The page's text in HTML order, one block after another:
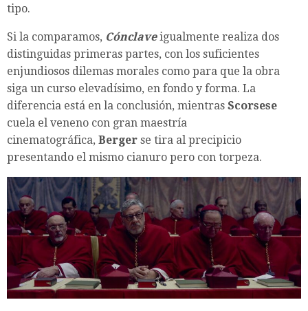
tipo.
Si la comparamos, Cónclaveigualmente realiza dos
distinguidas primeras partes, con los suficientes
enjundiosos dilemas morales como para que la obra
siga un curso elevadísimo, en fondo y forma. La
diferencia está en la conclusión, mientras Scorsese
cuela el veneno con gran maestría
cinematográfica, Berger se tira al precipicio
presentando el mismo cianuro pero con torpeza.